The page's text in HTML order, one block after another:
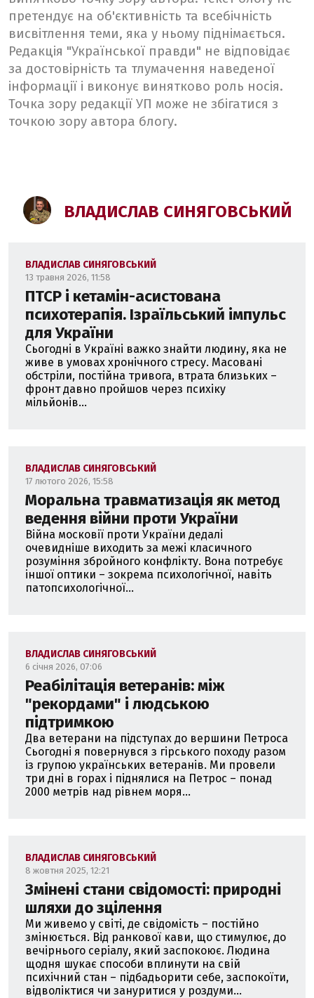
претендує на об'єктивність та всебічність
висвітлення теми, яка у ньому піднімається.
Редакція "Української правди" не відповідає
за достовірність та тлумачення наведеної
інформації і виконує винятково роль носія.
Точка зору редакції УП може не збігатися з
точкою зору автора блогу.
ВЛАДИСЛАВ СИНЯГОВСЬКИЙ
ВЛАДИСЛАВ СИНЯГОВСЬКИЙ
13 травня 2026, 11:58
ПТСР і кетамін-асистована
психотерапія. Ізраїльський імпульс
для України
Сьогодні в Україні важко знайти людину, яка не
живе в умовах хронічного стресу. Масовані
обстріли, постійна тривога, втрата близьких –
фронт давно пройшов через психіку
мільйонів...
ВЛАДИСЛАВ СИНЯГОВСЬКИЙ
17 лютого 2026, 15:58
Моральна травматизація як метод
ведення війни проти України
Війна московії проти України дедалі
очевидніше виходить за межі класичного
розуміння збройного конфлікту. Вона потребує
іншої оптики – зокрема психологічної, навіть
патопсихологічної...
ВЛАДИСЛАВ СИНЯГОВСЬКИЙ
6 січня 2026, 07:06
Реабілітація ветеранів: між
"рекордами" і людською
підтримкою
Два ветерани на підступах до вершини Петроса
Сьогодні я повернувся з гірського походу разом
із групою українських ветеранів. Ми провели
три дні в горах і піднялися на Петрос – понад
2000 метрів над рівнем моря...
ВЛАДИСЛАВ СИНЯГОВСЬКИЙ
8 жовтня 2025, 12:21
Змінені стани свідомості: природні
шляхи до зцілення
Ми живемо у світі, де свідомість – постійно
змінюється. Від ранкової кави, що стимулює, до
вечірнього серіалу, який заспокоює. Людина
щодня шукає способи вплинути на свій
психічний стан – підбадьорити себе, заспокоїти,
відволіктися чи зануритися у роздуми...